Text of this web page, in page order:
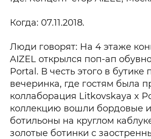
Когда: 07.11.2018.
Люди говорят: На 4 этаже
AIZEL открылся поп-ап
Portal. В честь этого в бутике
вечеринка, где гостям была
коллаборация Litkovskaya x
коллекцию вошли бордовые
ботильоны на круглом
золотые ботинки с